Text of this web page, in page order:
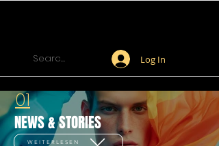
Log In
01
NEWS & STORIES
WEITERLESEN